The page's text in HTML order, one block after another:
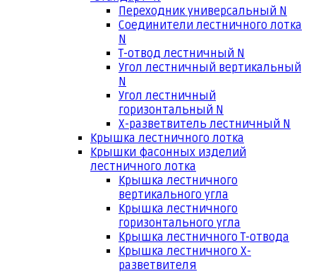
Переходник универсальный N
Соединители лестничного лотка
N
Т-отвод лестничный N
Угол лестничный вертикальный
N
Угол лестничный
горизонтальный N
Х-разветвитель лестничный N
Крышка лестничного лотка
Крышки фасонных изделий
лестничного лотка
Крышка лестничного
вертикального угла
Крышка лестничного
горизонтального угла
Крышка лестничного Т-отвода
Крышка лестничного Х-
разветвителя